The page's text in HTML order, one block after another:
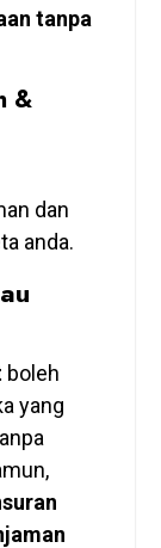
tanpa
&
dan
anda.
boleh
yang